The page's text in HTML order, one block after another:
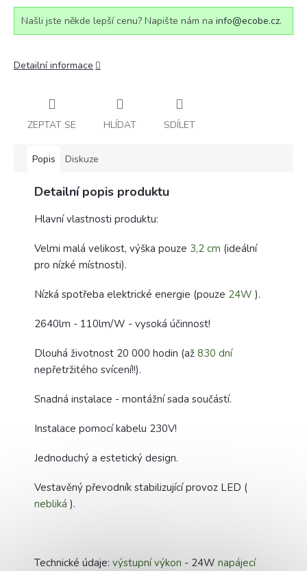
Našli jste někde lepší cenu? Napište nám na info@ecobe.cz.
Detailní informace
ZEPTAT SE HLÍDAT SDÍLET
Popis Diskuze
Detailní popis produktu
Hlavní vlastnosti produktu:
Velmi malá velikost, výška pouze 3,2 cm (ideální
pro nízké místnosti).
Nízká spotřeba elektrické energie (pouze 24W ).
2640lm - 110lm/W - vysoká účinnost!
Dlouhá životnost 20 000 hodin (až 830 dní
nepřetržitého svícení!!).
Snadná instalace - montážní sada součástí.
Instalace pomocí kabelu 230V!
Jednoduchý a estetický design.
Vestavěný převodník stabilizující provoz LED (
nebliká ).
Technické údaje: výstupní výkon - 24W napájecí